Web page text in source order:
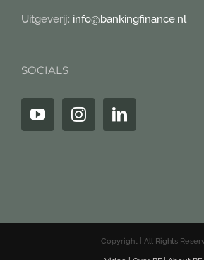
Uitgeverij: info@bankingfinance.nl
SOCIALS
Copyright | All Rights